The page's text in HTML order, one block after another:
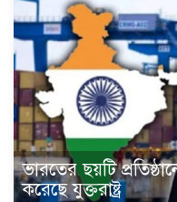
ভারতের ছয়টি
করেছে যুক্তরাষ্ট্র